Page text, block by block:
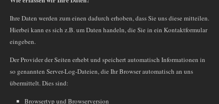
Ihre Daten werden zum einen dadurch erhoben, dass Sie uns diese mitteilen.
Hierbei kann es sich z.B. um Daten handeln, die Sie in ein Kontaktformular
eingeben.
Der Provider der Seiten erhebt und speichert automatisch Informationen in
so genannten Server-Log-Dateien, die Ihr Browser automatisch an uns
übermittelt. Dies sind:
Browsertyp und Browserversion